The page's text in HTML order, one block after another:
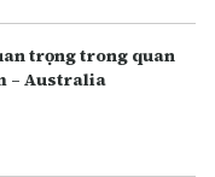
trọng trong quan
– Australia